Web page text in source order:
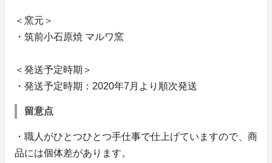
＜窯元＞
・筑前小石原焼 マルワ窯
＜発送予定時期＞
・発送予定時期：2020年7月より順次発送
留意点
・職人がひとつひとつ手仕事で仕上げていますので、商
品には個体差があります。